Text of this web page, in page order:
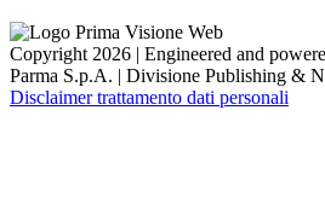
Copyright 2026 | Engineered and
Parma S.p.A. | Divisione Publishing &
Disclaimer trattamento dati personali